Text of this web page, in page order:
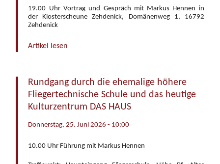
19.00 Uhr Vortrag und Gespräch mit Markus Hennen in
der Klosterscheune Zehdenick, Domänenweg 1, 16792
Zehdenick
Artikel lesen
Rundgang durch die ehemalige höhere
Fliegertechnische Schule und das heutige
Kulturzentrum DAS HAUS
Donnerstag, 25. Juni 2026 - 10:00
10.00 Uhr Führung mit Markus Hennen